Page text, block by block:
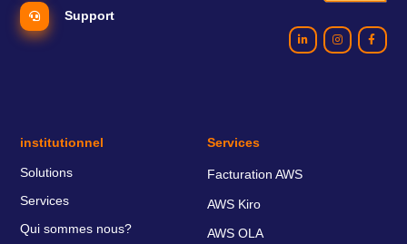
Support
institutionnel
Solutions
Services
Qui sommes nous?
Services
Facturation AWS
AWS Kiro
AWS OLA